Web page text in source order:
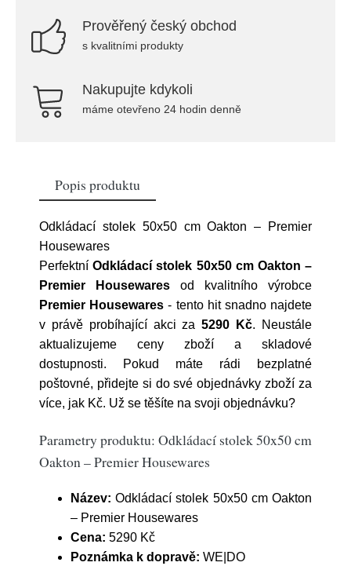
Prověřený český obchod
s kvalitními produkty
Nakupujte kdykoli
máme otevřeno 24 hodin denně
Popis produktu
Odkládací stolek 50x50 cm Oakton – Premier
Housewares
PerfektníOdkládací stolek 50x50 cm Oakton –
Premier Housewares od kvalitního výrobce
Premier Housewares - tento hit snadno najdete
v právě probíhající akci za5290 Kč. Neustále
aktualizujeme ceny zboží a skladové
dostupnosti. Pokud máte rádi bezplatné
poštovné, přidejte si do své objednávky zboží za
více, jak Kč. Už se těšíte na svoji objednávku?
Parametry produktu: Odkládací stolek 50x50 cm
Oakton – Premier Housewares
Název: Odkládací stolek 50x50 cm Oakton
– Premier Housewares
Cena: 5290 Kč
Poznámka k dopravě: WE|DO